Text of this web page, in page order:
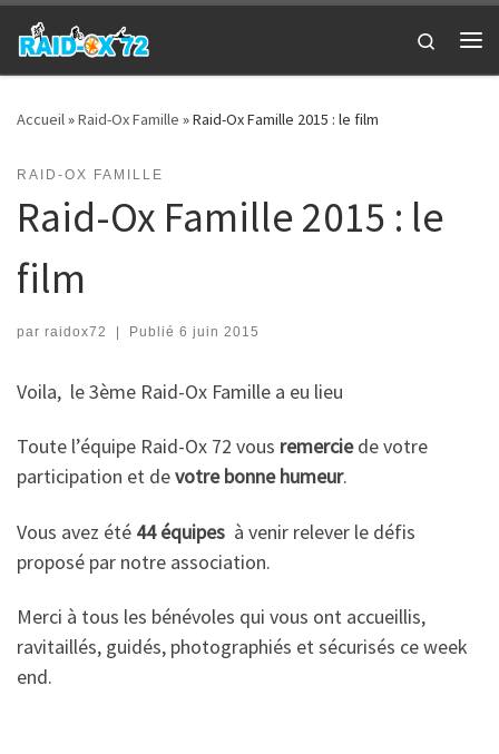
Passer au contenu
Search
Accueil»Raid-Ox Famille »Raid-Ox Famille 2015 : le film
RAID-OX FAMILLE
Raid-Ox Famille 2015 : le
film
par raidox72 | Publié 6 juin 2015
Voila, le 3ème Raid-Ox Famille a eu lieu
Toute l’équipe Raid-Ox 72 vous remerciede votre
participation et devotre bonne humeur.
Vous avez été 44 équipes à venir relever le défis
proposé par notre association.
Merci à tous les bénévoles qui vous ont accueillis,
ravitaillés, guidés, photographiés et sécurisés ce week
end.